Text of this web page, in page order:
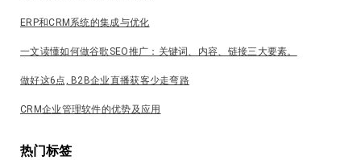
ERP和CRM系统的集成与优化
一文读懂如何做谷歌SEO推广：关键词、内容、链接三大要素。
做好这6点, B2B企业直播获客少走弯路
CRM企业管理软件的优势及应用
热门标签